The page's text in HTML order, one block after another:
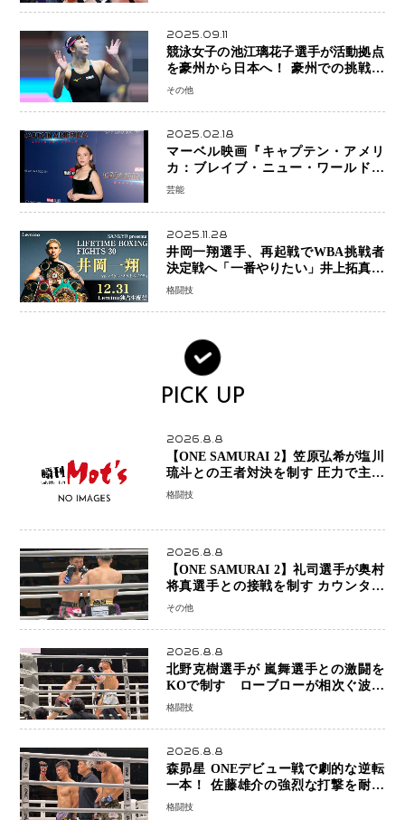
2025.09.11
競泳女子の池江璃花子選手が活動拠点
を豪州から日本へ！ 豪州での挑戦を
糧に、28年ロサンゼルス五輪へ再始動
その他
2025.02.18
マーベル映画『キャプテン・アメリ
カ：ブレイブ・ニュー・ワールド』
新ブラック・ウィドウ役のシラ・ハー
芸能
2025.11.28
井岡一翔選手、再起戦でWBA挑戦者
決定戦へ「一番やりたい」井上拓真選
手との戦いも視野に
格闘技
PICK UP
2026.8.8
【ONE SAMURAI 2】笠原弘希が塩川
琉斗との王者対決を制す 圧力で主導
権を握り判定勝利
格闘技
2026.8.8
【ONE SAMURAI 2】礼司選手が奥村
将真選手との接戦を制す カウンター
と正確な打撃で判定勝利
その他
2026.8.8
北野克樹選手が 嵐舞選手との激闘を
KOで制す ローブローが相次ぐ波乱
の展開…涙の勝利「生まれてくる娘の
格闘技
2026.8.8
森昴星 ONEデビュー戦で劇的な逆転
一本！ 佐藤雄介の強烈な打撃を耐え
抜き、リアネイキッドチョークで勝利
格闘技